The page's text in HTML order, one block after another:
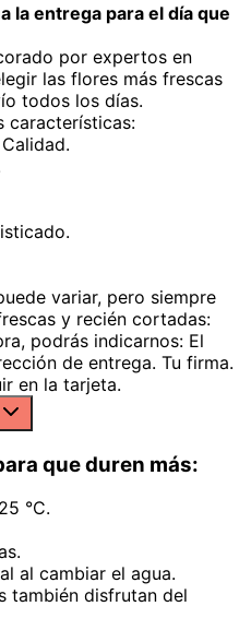
la entrega para el día que
por expertos en
las flores más frescas
todos los días.
características:
variar, pero siempre
y recién cortadas:
podrás indicarnos: El
de entrega. Tu firma.
en la tarjeta.
que duren más:
°C.
al cambiar el agua.
también disfrutan del